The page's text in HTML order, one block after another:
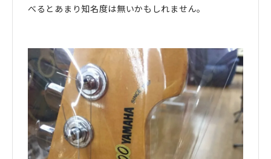
べるとあまり知名度は無いかもしれません。